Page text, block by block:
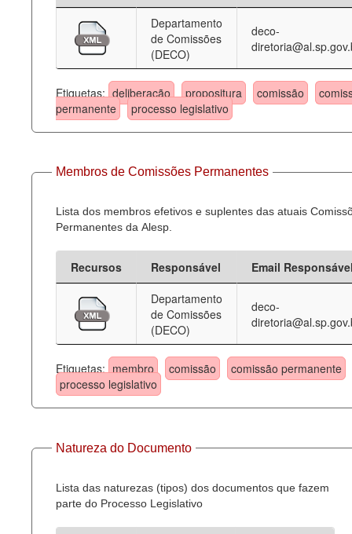
Departamento
de Comissões
(DECO)
deco-
Etiquetas: deliberação propositura comissão
permanente
processo legislativo
Membros de Comissões Permanentes
Lista dos membros efetivos e suplentes das atuais
Permanentes da Alesp.
Recursos Responsável
Email
Departamento
de Comissões
(DECO)
deco-
Etiquetas: membro comissão
comissão permanente
processo legislativo
Natureza do Documento
Lista das naturezas (tipos) dos documentos que fazem
parte do Processo Legislativo